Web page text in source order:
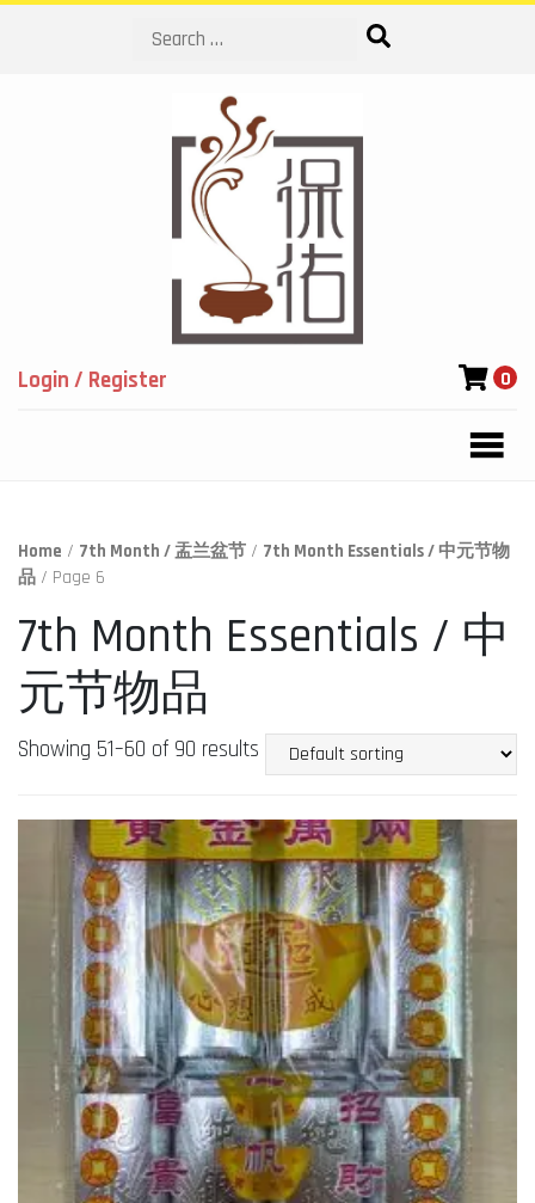
Search
Login / Register 0
Home / 7th Month / 盂兰盆节 / 7th Month Essentials / 中元节物
品 / Page 6
7th Month Essentials / 中
元节物品
Showing 51–60 of 90 results